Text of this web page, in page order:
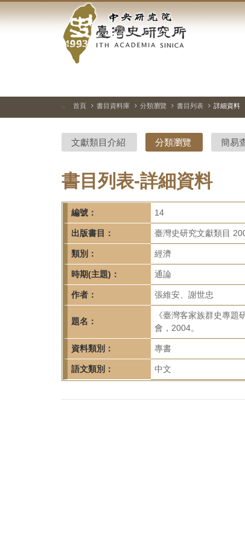
到
中
央
研
院-
臺
灣
史
研
究
所-
首
頁
::: 首頁 書目資料庫 分類瀏覽 書目列表 詳細資料
文獻類目介紹 分類瀏覽 簡易
書目列表-詳細資料
編號： 14
出版書目： 臺灣史研究文獻類目
類別： 經濟
時期(主題)： 通論
作者： 張維安、謝世忠
題名：
《臺灣客家族群史專
會，2004。
資料類別： 專書
語文類別： 中文